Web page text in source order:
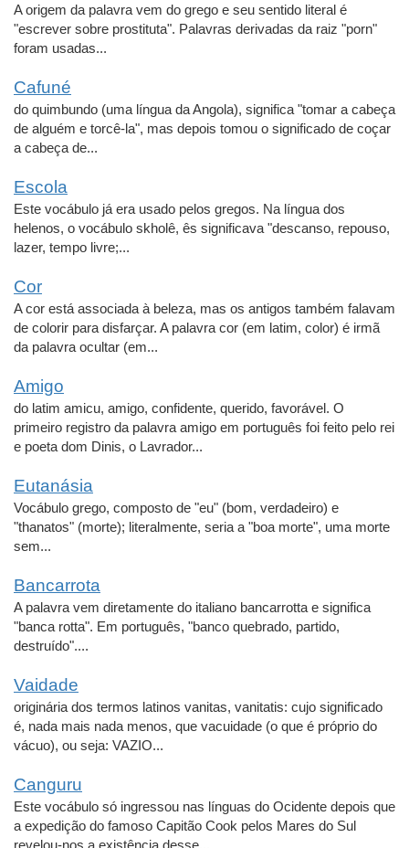
A origem da palavra vem do grego e seu sentido literal é
"escrever sobre prostituta". Palavras derivadas da raiz "porn"
foram usadas...
Cafuné
do quimbundo (uma língua da Angola), significa "tomar a cabeça
de alguém e torcê-la", mas depois tomou o significado de coçar
a cabeça de...
Escola
Este vocábulo já era usado pelos gregos. Na língua dos
helenos, o vocábulo skholê, ês significava "descanso, repouso,
lazer, tempo livre;...
Cor
A cor está associada à beleza, mas os antigos também falavam
de colorir para disfarçar. A palavra cor (em latim, color) é irmã
da palavra ocultar (em...
Amigo
do latim amicu, amigo, confidente, querido, favorável. O
primeiro registro da palavra amigo em português foi feito pelo rei
e poeta dom Dinis, o Lavrador...
Eutanásia
Vocábulo grego, composto de "eu" (bom, verdadeiro) e
"thanatos" (morte); literalmente, seria a "boa morte", uma morte
sem...
Bancarrota
A palavra vem diretamente do italiano bancarrotta e significa
"banca rotta". Em português, "banco quebrado, partido,
destruído"....
Vaidade
originária dos termos latinos vanitas, vanitatis: cujo significado
é, nada mais nada menos, que vacuidade (o que é próprio do
vácuo), ou seja: VAZIO...
Canguru
Este vocábulo só ingressou nas línguas do Ocidente depois que
a expedição do famoso Capitão Cook pelos Mares do Sul
revelou-nos a existência desse...